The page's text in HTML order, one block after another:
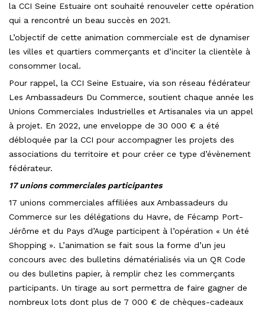
la CCI Seine Estuaire ont souhaité renouveler cette opération
qui a rencontré un beau succès en 2021.
L’objectif de cette animation commerciale est de dynamiser
les villes et quartiers commerçants et d’inciter la clientèle à
consommer local.
Pour rappel, la CCI Seine Estuaire, via son réseau fédérateur
Les Ambassadeurs Du Commerce, soutient chaque année les
Unions Commerciales Industrielles et Artisanales via un appel
à projet. En 2022, une enveloppe de 30 000 € a été
débloquée par la CCI pour accompagner les projets des
associations du territoire et pour créer ce type d’évènement
fédérateur.
17 unions commerciales participantes
17 unions commerciales affiliées aux Ambassadeurs du
Commerce sur les délégations du Havre, de Fécamp Port-
Jérôme et du Pays d’Auge participent à l’opération « Un été
Shopping ». L’animation se fait sous la forme d’un jeu
concours avec des bulletins dématérialisés via un QR Code
ou des bulletins papier, à remplir chez les commerçants
participants. Un tirage au sort permettra de faire gagner de
nombreux lots dont plus de 7 000 € de chèques-cadeaux